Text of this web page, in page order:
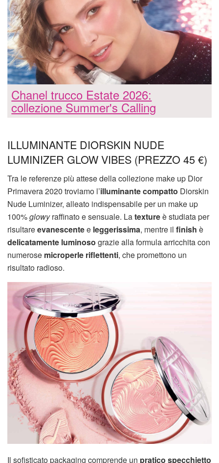
Chanel trucco Estate 2026:
collezione Summer's Calling
ILLUMINANTE DIORSKIN NUDE
LUMINIZER GLOW VIBES (PREZZO 45 €)
Tra le referenze più attese della collezione make up Dior
Primavera 2020 troviamo l’illuminante compatto Diorskin
Nude Luminizer, alleato indispensabile per un make up
100%glowyraffinato e sensuale. Latextureè studiata per
risultareevanescentee leggerissima, mentre il finish è
delicatamente luminoso grazie alla formula arricchita con
numerose microperle riflettenti, che promettono un
risultato radioso.
Il sofisticato packaging comprende un pratico specchietto